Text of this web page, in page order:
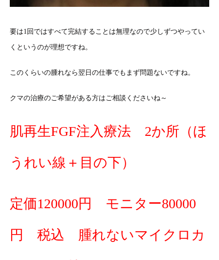
要は1回ではすべて完結することは無理なので少しずつやってい
くというのが理想ですね。
このくらいの腫れなら翌日の仕事でもまず問題ないですね。
クマの治療のご希望がある方はご相談くださいね～
肌再生FGF注入療法 2か所（ほ
うれい線＋目の下）
定価120000円 モニター80000
円 税込 腫れないマイクロカ